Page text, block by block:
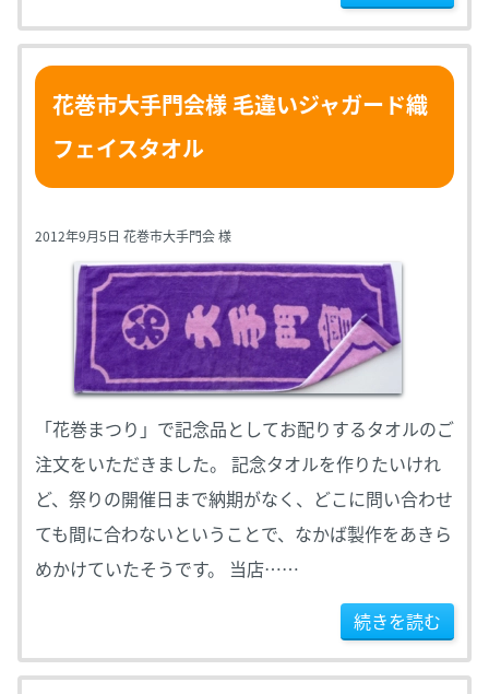
花巻市大手門会様 毛違いジャガード織
フェイスタオル
2012年9月5日 花巻市大手門会 様
「花巻まつり」で記念品としてお配りするタオルのご
注文をいただきました。 記念タオルを作りたいけれ
ど、祭りの開催日まで納期がなく、どこに問い合わせ
ても間に合わないということで、なかば製作をあきら
めかけていたそうです。 当店……
続きを読む